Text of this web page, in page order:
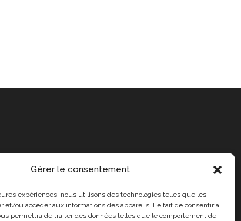
Gérer le consentement
expériences, nous utilisons des technologies telles que les
et/ou accéder aux informations des appareils. Le fait de consentir à
permettra de traiter des données telles que le comportement de